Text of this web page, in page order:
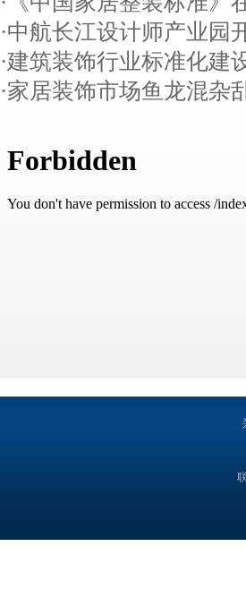
·中航长江设计师产业园
·建筑装饰行业标准化建
·家居装饰市场鱼龙混杂